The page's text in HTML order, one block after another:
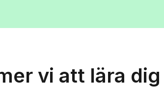
vi att lära dig